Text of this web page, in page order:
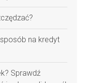
na kredyt
Sprawdź